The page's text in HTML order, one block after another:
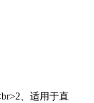
、适用于直